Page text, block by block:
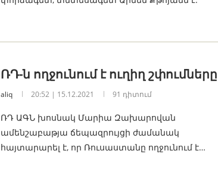
ՌԴ-ն ողջունում է ուղիղ շփումները
aliq 20:52 | 15.12.2021 91 դիտում
ՌԴ ԱԳՆ խոսնակ Մարիա Զախարովան
ամենշաբաթյա ճեպազրույցի ժամանակ
հայտարարել է, որ Ռուսաստանը ողջունում է…